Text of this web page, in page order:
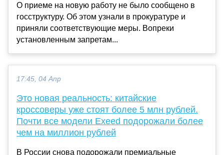
О приеме на новую работу не было сообщено в
госструктуру. Об этом узнали в прокуратуре и
приняли соответствующие меры. Вопреки
установленным запретам...
17:45, 04 Апр
Это новая реальность: китайские
кроссоверы уже стоят более 5 млн рублей.
Почти все модели Exeed подорожали более
чем на миллион рублей
В России снова подорожали премиальные